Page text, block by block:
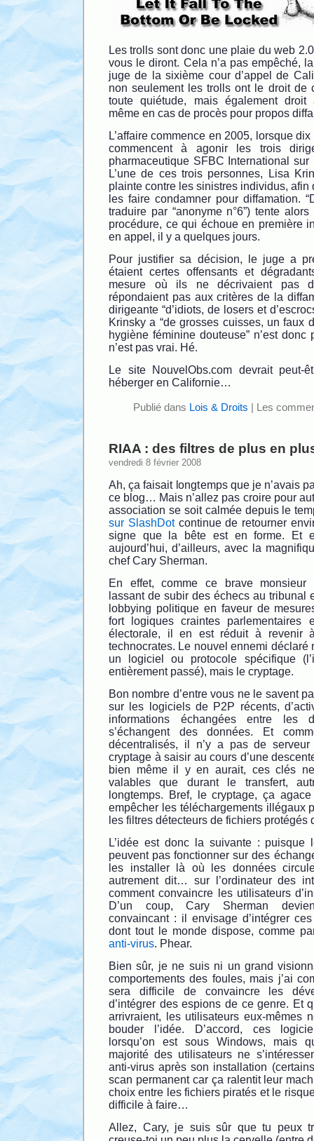
Les trolls sont donc une plaie du web
vous le diront. Cela n’a pas empêché,
juge de la sixième cour d’appel de
non seulement les trolls ont le droit de
toute quiétude, mais également droit
même en cas de procès pour propos
L’affaire commence en 2005, lorsque
commencent à agonir les trois
pharmaceutique SFBC International
L’une de ces trois personnes, Lisa
plainte contre les sinistres individus, afin
les faire condamner pour diffamation.
traduire par “anonyme n°6”) tente
procédure, ce qui échoue en première
en appel, il y a quelques jours.
Pour justifier sa décision, le juge a
étaient certes offensants et
mesure où ils ne décrivaient pas
répondaient pas aux critères de la
dirigeante “d’idiots, de losers et
Krinsky a “de grosses cuisses, un faux
hygiène féminine douteuse” n’est
n’est pas vrai. Hé.
Le site NouvelObs.com devrait peut-
héberger en Californie…
Publié dans Lois & Droits Les
RIAA : des filtres de plus en
vendredi 8 février 2008
Ah, ça faisait longtemps que je n’avais
ce blog… Mais n’allez pas croire pour
association se soit calmée depuis le
sur SlashDotcontinue de retourner
signe que la bête est en forme. Et
aujourd’hui, d’ailleurs, avec la
chef Cary Sherman.
En effet, comme ce brave monsieur
lassant de subir des échecs au tribunal
lobbying politique en faveur de
fort logiques craintes parlementaires
électorale, il en est réduit à revenir
technocrates. Le nouvel ennemi déclaré
un logiciel ou protocole spécifique
entièrement passé), mais le cryptage.
Bon nombre d’entre vous ne le savent
sur les logiciels de P2P récents,
informations échangées entre les
s’échangent des données. Et
décentralisés, il n’y a pas de
cryptage à saisir au cours d’une
bien même il y en aurait, ces clés
valables que durant le transfert,
longtemps. Bref, le cryptage, ça
empêcher les téléchargements illégaux
les filtres détecteurs de fichiers protégés
L’idée est donc la suivante :
peuvent pas fonctionner sur des
les installer là où les données
autrement dit… sur l’ordinateur des
comment convaincre les utilisateurs
D’un coup, Cary Sherman
convaincant : il envisage d’intégrer
dont tout le monde dispose, comme
anti-virus. Phear.
Bien sûr, je ne suis ni un grand
comportements des foules, mais j’ai
sera difficile de convaincre les
d’intégrer des espions de ce genre. Et
arrivraient, les utilisateurs eux-mêmes
bouder l’idée. D’accord, ces
lorsqu’on est sous Windows, mais
majorité des utilisateurs ne
anti-virus après son installation
scan permanent car ça ralentit leur
choix entre les fichiers piratés et le
difficile à faire…
Allez, Cary, je suis sûr que tu peux